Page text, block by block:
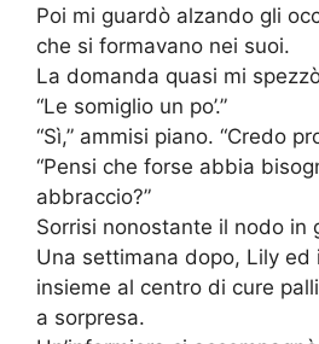
Poi mi guardò alzando gli
che si formavano nei suoi.
La domanda quasi mi
“Le somiglio un po’.”
“Sì,” ammisi piano. “Credo
“Pensi che forse abbia
abbraccio?”
Sorrisi nonostante il nodo in
Una settimana dopo, Lily ed
insieme al centro di cure
a sorpresa.